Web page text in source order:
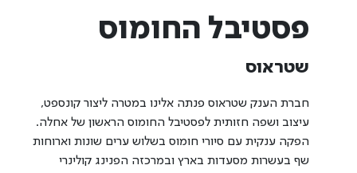
פסטיבל החומוס
שטראוס
חברת הענק שטראוס פנתה אלינו במטרה ליצור קונספט,
עיצוב ושפה חזותית לפסטיבל החומוס הראשון של אחלה.
הפקה ענקית עם סיורי חומוס בשלוש ערים שונות וארוחות
שף בעשרות מסעדות בארץ ובמרכזה הפנינג קולינרי